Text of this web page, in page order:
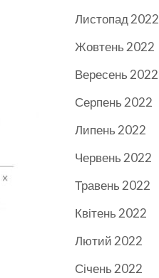
Листопад 2022
Жовтень 2022
Вересень 2022
Серпень 2022
Липень 2022
Червень 2022
Травень 2022
Квітень 2022
Лютий 2022
Січень 2022